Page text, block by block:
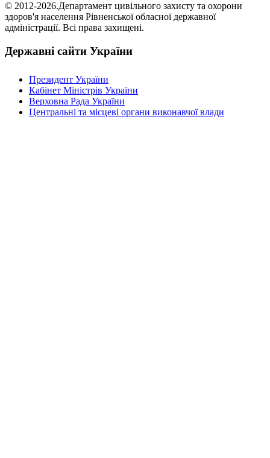
© 2012-2026.Департамент цивільного захисту та охорони
здоров'я населення Рівненської обласної державної
адміністрації. Всі права захищені.
Державні сайти України
Президент України
Кабінет Міністрів України
Верховна Рада України
Центральні та місцеві органи виконавчої влади